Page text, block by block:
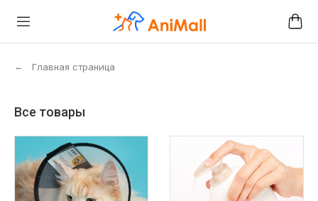
← Главная страница
Все товары